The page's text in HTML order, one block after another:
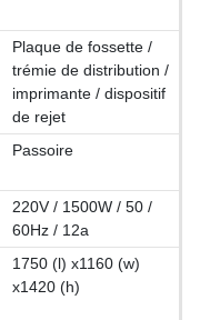
Plaque de fossette /
trémie de distribution /
imprimante / dispositif
de rejet
Passoire
220V / 1500W / 50 /
60Hz / 12a
1750 (l) x1160 (w)
x1420 (h)